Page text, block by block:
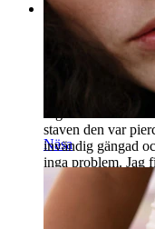
Näsa
Rating
Jag behövde
staven den var
invändig gängad
inga problem. Jag
verkligen den rosa
Leah Verifierat